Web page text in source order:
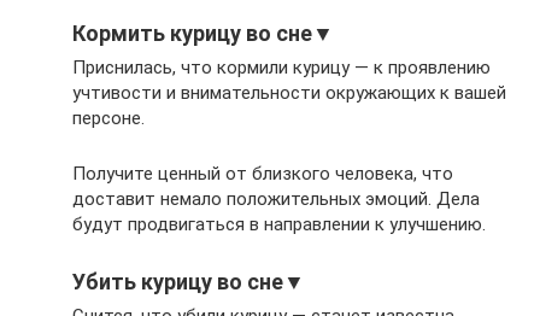
Кормить курицу во сне▼
Приснилась, что кормили курицу — к проявлению
учтивости и внимательности окружающих к вашей
персоне.
Получите ценный от близкого человека, что
доставит немало положительных эмоций. Дела
будут продвигаться в направлении к улучшению.
Убить курицу во сне▼